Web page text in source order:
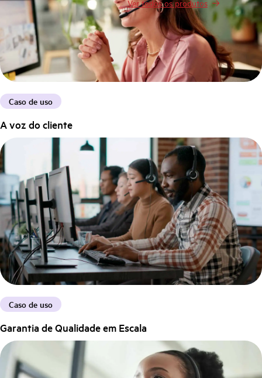
Ver todos os produtos
Caso de uso
A voz do cliente
Caso de uso
Garantia de Qualidade em Escala